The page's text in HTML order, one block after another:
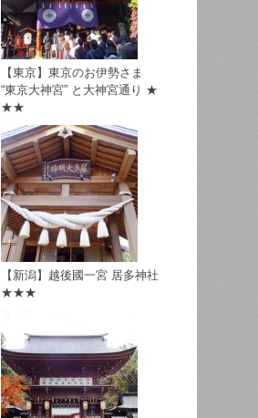
【東京】東京のお伊勢さま
“東京大神宮” と大神宮通り ★
★★
【新潟】越後國一宮 居多神社
★★★